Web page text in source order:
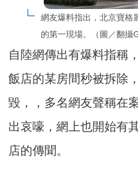
網友爆料指出，北京寶格
的第一現場。（圖／翻攝
自陸網傳出有爆料指稱
飯店的某房間秒被拆除
毀，，多名網友聲稱在
出哀嚎，網上也開始有
店的傳聞。